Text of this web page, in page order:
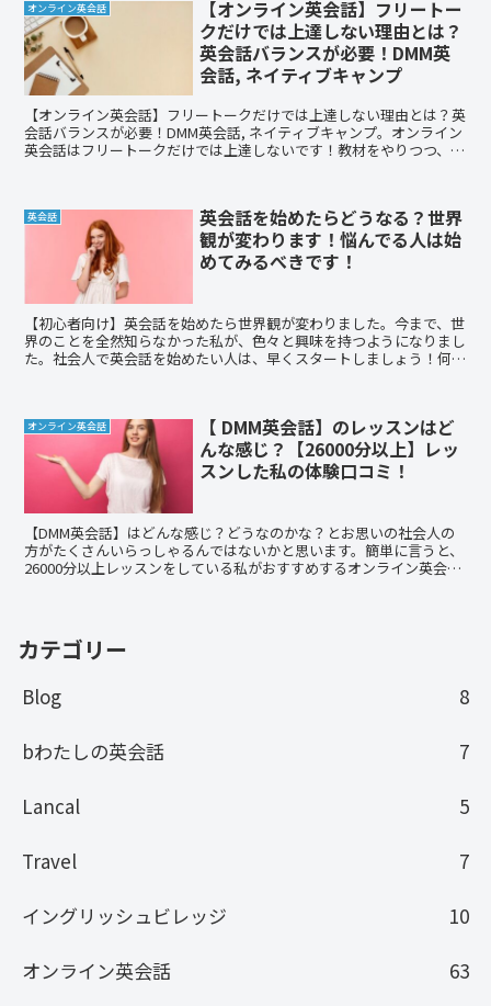
オンライン英会話
【オンライン英会話】フリートー
クだけでは上達しない理由とは？
英会話バランスが必要！DMM英
会話, ネイティブキャンプ
【オンライン英会話】フリートークだけでは上達しない理由とは？英
会話バランスが必要！DMM英会話, ネイティブキャンプ。オンライン
英会話はフリートークだけでは上達しないです！教材をやりつつ、イ
英会話
英会話を始めたらどうなる？世界
観が変わります！悩んでる人は始
めてみるべきです！
【初心者向け】英会話を始めたら世界観が変わりました。今まで、世
界のことを全然知らなかった私が、色々と興味を持つようになりまし
た。社会人で英会話を始めたい人は、早くスタートしましょう！何歳
オンライン英会話
【 DMM英会話】のレッスンはど
んな感じ？【26000分以上】レッ
スンした私の体験口コミ！
【DMM英会話】はどんな感じ？どうなのかな？とお思いの社会人の
方がたくさんいらっしゃるんではないかと思います。簡単に言うと、
26000分以上レッスンをしている私がおすすめするオンライン英会話
カテゴリー
Blog
8
bわたしの英会話
7
Lancal
5
Travel
7
イングリッシュビレッジ
10
オンライン英会話
63